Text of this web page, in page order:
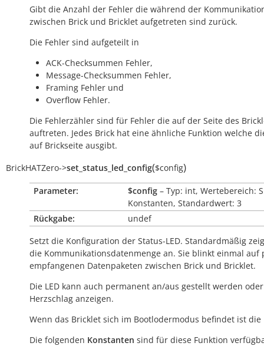
Gibt die Anzahl der Fehler die während der
zwischen Brick und Bricklet aufgetreten sind zurück.
Die Fehler sind aufgeteilt in
ACK-Checksummen Fehler,
Message-Checksummen Fehler,
Framing Fehler und
Overflow Fehler.
Die Fehlerzähler sind für Fehler die auf der Seite des
auftreten. Jedes Brick hat eine ähnliche Funktion welche
auf Brickseite ausgibt.
BrickHATZero->set_status_led_config($config)
Parameter: $config – Typ: int, Wertebereich:
Konstanten, Standardwert: 3
Rückgabe:
undef
Setzt die Konfiguration der Status-LED. Standardmäßig
die Kommunikationsdatenmenge an. Sie blinkt einmal auf
empfangenen Datenpaketen zwischen Brick und Bricklet.
Die LED kann auch permanent an/aus gestellt werden
Herzschlag anzeigen.
Wenn das Bricklet sich im Bootlodermodus befindet ist die
Die folgenden Konstanten sind für diese Funktion